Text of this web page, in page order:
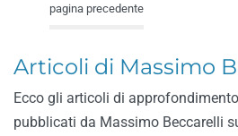
pagina precedente
Articoli di Massimo
Ecco gli articoli di
pubblicati da Massimo Beccarelli